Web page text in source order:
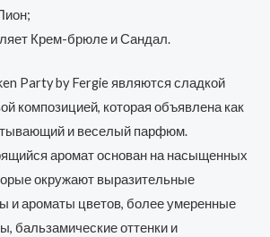
Крем-брюле и Сандал.
Party by Fergie являются сладкой
композицией, которая объявлена как
и веселый парфюм.
аромат основан на насыщенных
окружают выразительные
и ароматы цветов, более умеренные
бальзамические оттенки и